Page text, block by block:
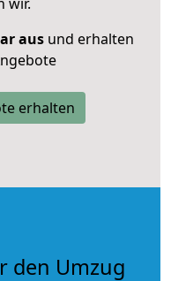
ausund erhalten
erhalten
den Umzug